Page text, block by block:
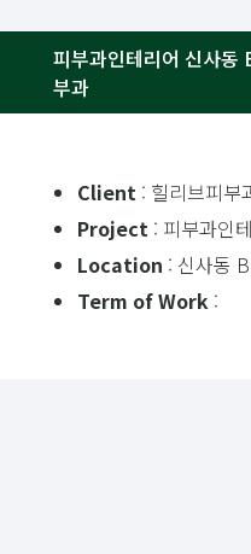
피부과인테리어 신사동
부과
Client : 힐리브피부
Project : 피부과인
Location : 신사동
Term of Work :